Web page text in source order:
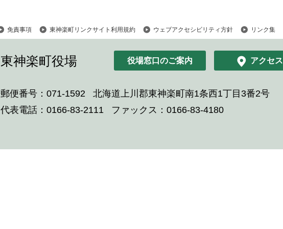
免責事項 東神楽町リンクサイト利用規約 ウェブアクセシビリティ方針 リンク集
東神楽町役場 役場窓口のご案内 アクセス
郵便番号：071-1592
北海道上川郡東神楽町南1条西1丁目3番2号
代表電話：0166-83-2111
ファックス：0166-83-4180